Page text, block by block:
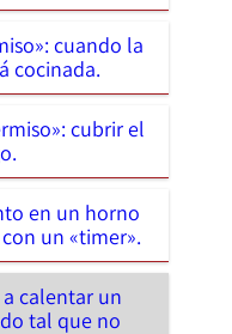
cuando la
cocinada.
cubrir el
en un horno
un «timer».
calentar un
tal que no